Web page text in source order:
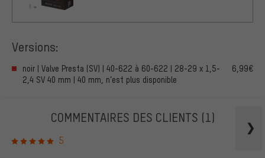
Versions:
noir | Valve Presta (SV) | 40-622 à 60-622 | 28-29 x 1,5-
2,4 SV 40 mm | 40 mm, n’est plus disponible
6,99€
COMMENTAIRES DES CLIENTS (1)
5